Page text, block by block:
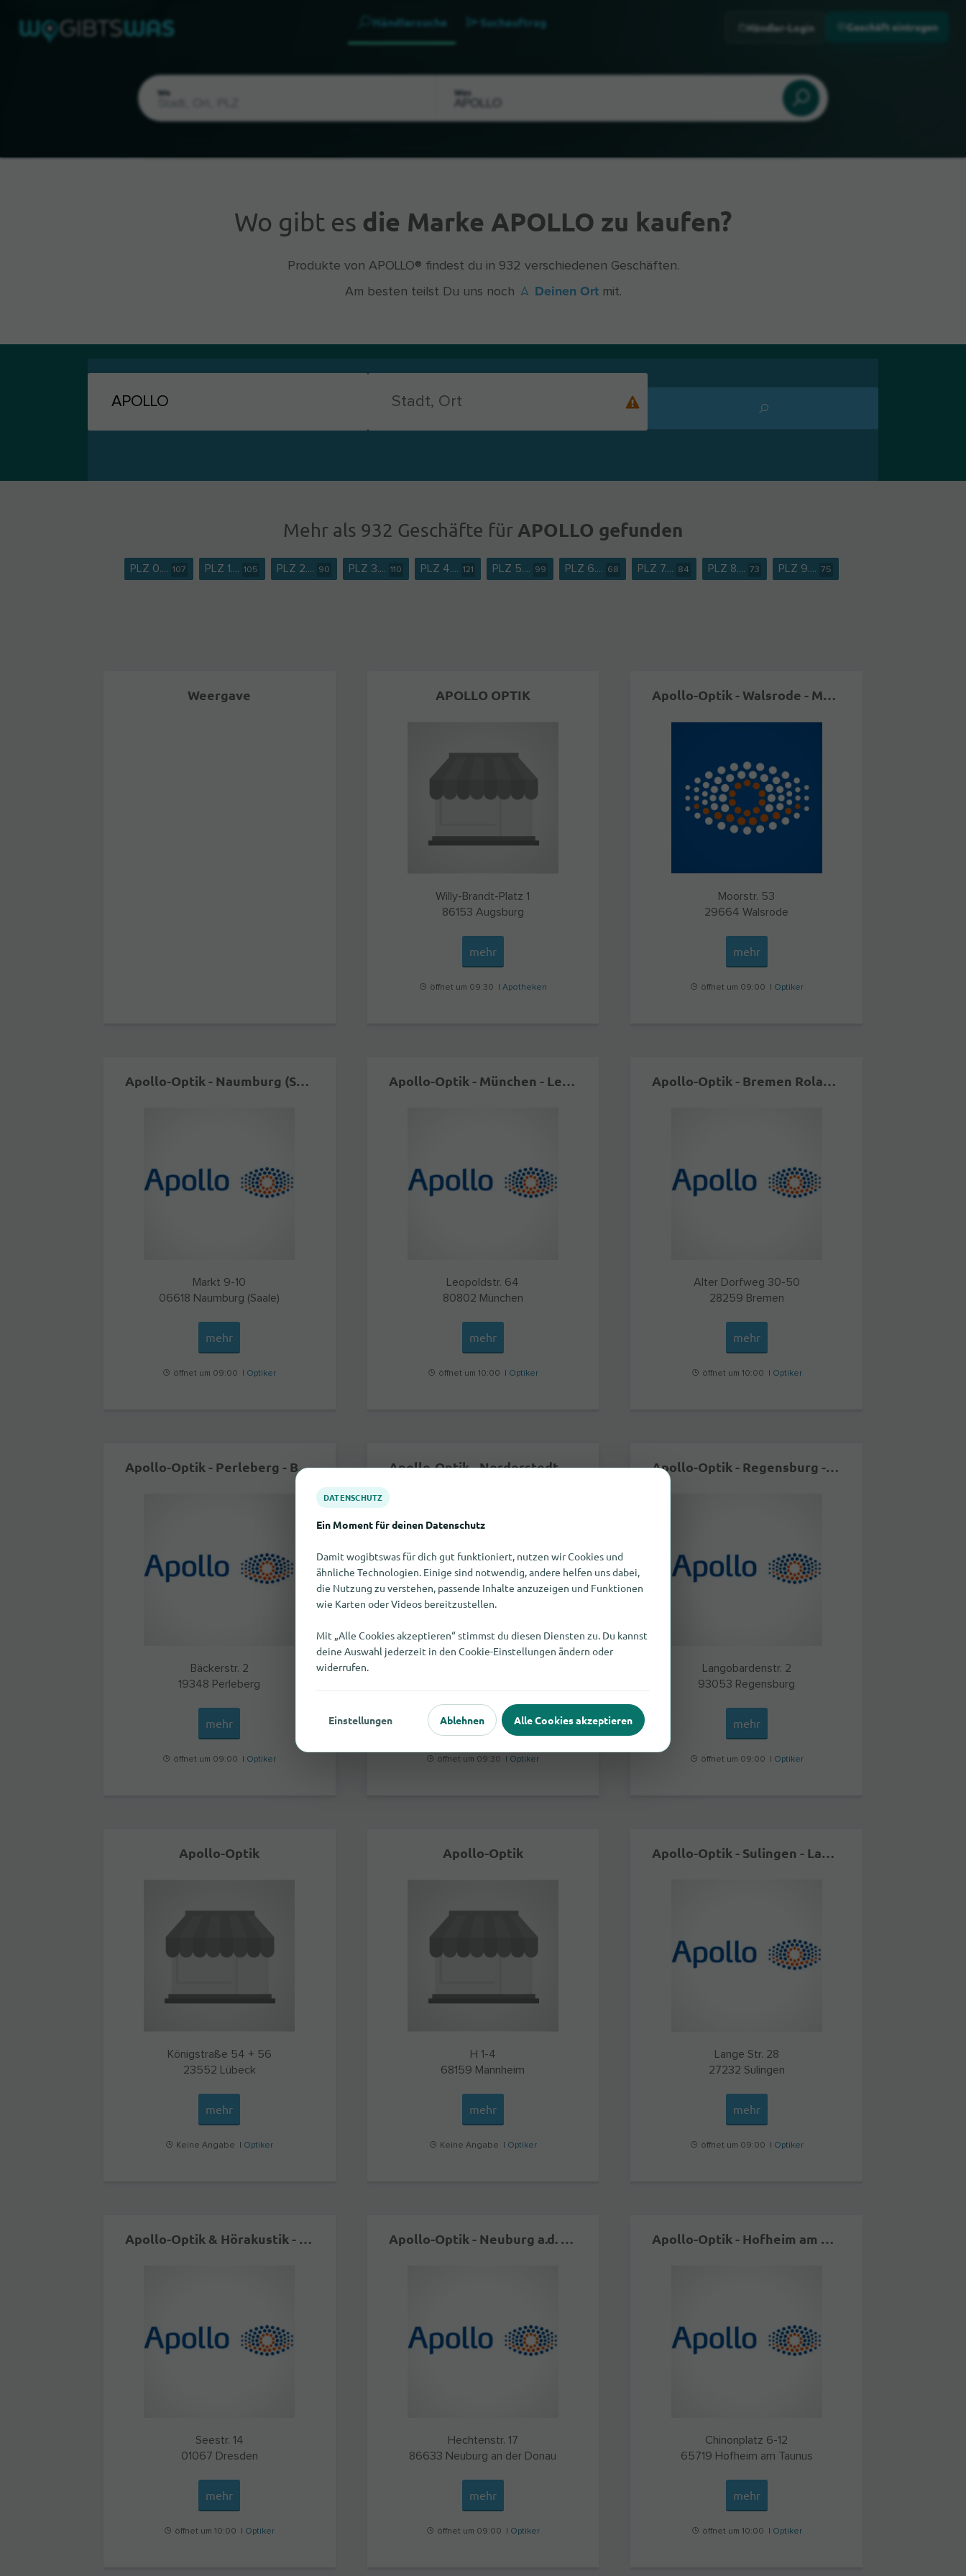
Händlersuche Suchauftrag
Wo Was
Händler-Login Geschäft eintragen
Wo gibt es die Marke APOLLO zu kaufen?
Produkte von APOLLO® findest du in 932 verschiedenen Geschäften.
Am besten teilst Du uns noch
Deinen Ortmit.
Mehr als 932 Geschäfte für APOLLO gefunden
PLZ 0.... 107 PLZ 1.... 105 PLZ 2.... 90 PLZ 3.... 110 PLZ 4.... 121 PLZ 5.... 99 PLZ 6.... 68 PLZ 7.... 84 PLZ 8.... 73 PLZ 9.... 75
Weergave APOLLO OPTIK
Willy-Brandt-Platz 1
86153 Augsburg
mehr
öffnet um 09:30 | Apotheken
Apollo-Optik - Walsrode - Moorstr.
Moorstr. 53
29664 Walsrode
mehr
öffnet um 09:00 | Optiker
Apollo-Optik - Naumburg (Saale) - Markt
Markt 9-10
06618 Naumburg (Saale)
mehr
öffnet um 09:00 | Optiker
Apollo-Optik - München - Leopoldstr.
Leopoldstr. 64
80802 München
mehr
öffnet um 10:00 | Optiker
Apollo-Optik - Bremen Roland-Center
Alter Dorfweg 30-50
28259 Bremen
mehr
öffnet um 10:00 | Optiker
Apollo-Optik - Perleberg - Bäckerstr.
Bäckerstr. 2
19348 Perleberg
mehr
öffnet um 09:00 | Optiker
Apollo-Optik - Norderstedt im Herold-Center
mehr
öffnet um 09:30 | Optiker
Apollo-Optik - Regensburg - Langobardenstr.
Langobardenstr. 2
93053 Regensburg
mehr
öffnet um 09:00 | Optiker
Apollo-Optik
Königstraße 54 + 56
23552
Lübeck
mehr
Keine Angabe | Optiker
Apollo-Optik
H 1-4
68159 Mannheim
mehr
Keine Angabe | Optiker
Apollo-Optik - Sulingen - Lange Str.
Lange Str. 28
27232 Sulingen
mehr
öffnet um 09:00 | Optiker
Apollo-Optik & Hörakustik - Dresden - Seestr.
Seestr. 14
01067 Dresden
mehr
öffnet um 10:00 | Optiker
Apollo-Optik - Neuburg a.d. Donau Eingang Färberstr. 3
Hechtenstr. 17
86633 Neuburg an der Donau
mehr
öffnet um 09:00 | Optiker
Apollo-Optik - Hofheim am Taunus im Chinon Center
Chinonplatz 6-12
65719 Hofheim am Taunus
mehr
öffnet um 10:00 | Optiker
DATENSCHUTZ
Ein Moment für deinen Datenschutz
Damit wogibtswas für dich gut funktioniert, nutzen wir Cookies und
ähnliche Technologien. Einige sind notwendig, andere helfen uns dabei,
die Nutzung zu verstehen, passende Inhalte anzuzeigen und Funktionen
wie Karten oder Videos bereitzustellen.
Mit „Alle Cookies akzeptieren“ stimmst du diesen Diensten zu. Du kannst
deine Auswahl jederzeit in den Cookie-Einstellungen ändern oder
widerrufen.
Einstellungen Ablehnen Alle Cookies akzeptieren